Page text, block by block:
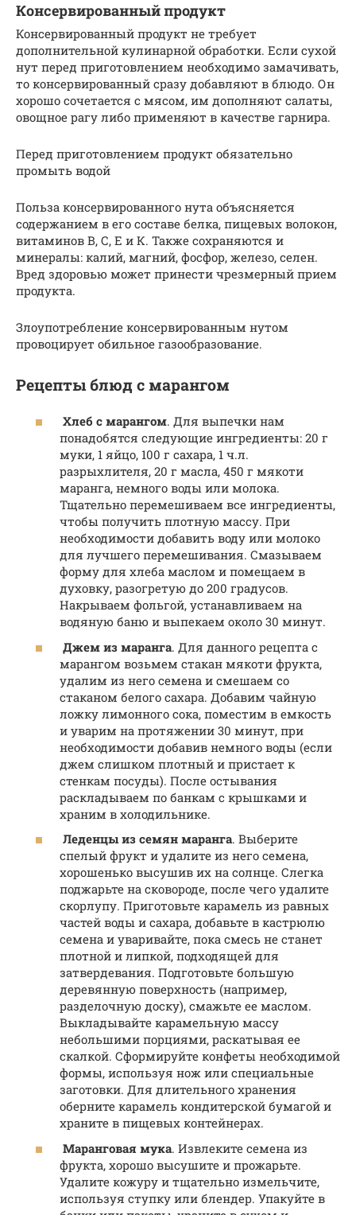
Консервированный продукт
Консервированный продукт не требует
дополнительной кулинарной обработки. Если сухой
нут перед приготовлением необходимо замачивать,
то консервированный сразу добавляют в блюдо. Он
хорошо сочетается с мясом, им дополняют салаты,
овощное рагу либо применяют в качестве гарнира.
Перед приготовлением продукт обязательно
промыть водой
Польза консервированного нута объясняется
содержанием в его составе белка, пищевых волокон,
витаминов В, С, Е и К. Также сохраняются и
минералы: калий, магний, фосфор, железо, селен.
Вред здоровью может принести чрезмерный прием
продукта.
Злоупотребление консервированным нутом
провоцирует обильное газообразование.
Рецепты блюд с марангом
Хлеб с марангом. Для выпечки нам
понадобятся следующие ингредиенты: 20 г
муки, 1 яйцо, 100 г сахара, 1 ч.л.
разрыхлителя, 20 г масла, 450 г мякоти
маранга, немного воды или молока.
Тщательно перемешиваем все ингредиенты,
чтобы получить плотную массу. При
необходимости добавить воду или молоко
для лучшего перемешивания. Смазываем
форму для хлеба маслом и помещаем в
духовку, разогретую до 200 градусов.
Накрываем фольгой, устанавливаем на
водяную баню и выпекаем около 30 минут.
Джем из маранга. Для данного рецепта с
марангом возьмем стакан мякоти фрукта,
удалим из него семена и смешаем со
стаканом белого сахара. Добавим чайную
ложку лимонного сока, поместим в емкость
и уварим на протяжении 30 минут, при
необходимости добавив немного воды (если
джем слишком плотный и пристает к
стенкам посуды). После остывания
раскладываем по банкам с крышками и
храним в холодильнике.
Леденцы из семян маранга. Выберите
спелый фрукт и удалите из него семена,
хорошенько высушив их на солнце. Слегка
поджарьте на сковороде, после чего удалите
скорлупу. Приготовьте карамель из равных
частей воды и сахара, добавьте в кастрюлю
семена и уваривайте, пока смесь не станет
плотной и липкой, подходящей для
затвердевания. Подготовьте большую
деревянную поверхность (например,
разделочную доску), смажьте ее маслом.
Выкладывайте карамельную массу
небольшими порциями, раскатывая ее
скалкой. Сформируйте конфеты необходимой
формы, используя нож или специальные
заготовки. Для длительного хранения
оберните карамель кондитерской бумагой и
храните в пищевых контейнерах.
Маранговая мука. Извлеките семена из
фрукта, хорошо высушите и прожарьте.
Удалите кожуру и тщательно измельчите,
используя ступку или блендер. Упакуйте в